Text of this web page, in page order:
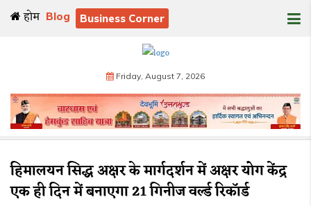
होम Blog Business Corner
Friday, August 7, 2026
हिमालयन सिद्ध अक्षर के मार्गदर्शन में अक्षर योग केंद्र
एक ही दिन में बनाएगा 21 गिनीज वर्ल्ड रिकॉर्ड